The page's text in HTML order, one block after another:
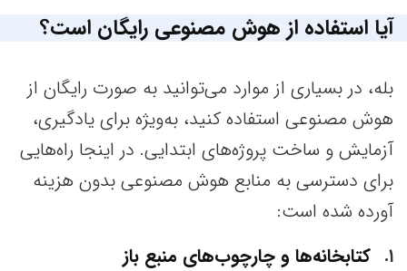
آیا استفاده از هوش مصنوعی رایگان است؟
بله، در بسیاری از موارد می‌توانید به صورت رایگان از
هوش مصنوعی استفاده کنید، به‌ویژه برای یادگیری،
آزمایش و ساخت پروژه‌های ابتدایی. در اینجا راه‌هایی
برای دسترسی به منابع هوش مصنوعی بدون هزینه
آورده شده است:
۱
کتابخانه‌ها و چارچوب‌های منبع باز